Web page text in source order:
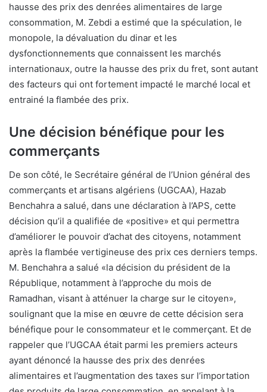
hausse des prix des denrées alimentaires de large
consommation, M. Zebdi a estimé que la spéculation, le
monopole, la dévaluation du dinar et les
dysfonctionnements que connaissent les marchés
internationaux, outre la hausse des prix du fret, sont autant
des facteurs qui ont fortement impacté le marché local et
entrainé la flambée des prix.
Une décision bénéfique pour les
commerçants
De son côté, le Secrétaire général de l’Union général des
commerçants et artisans algériens (UGCAA), Hazab
Benchahra a salué, dans une déclaration à l’APS, cette
décision qu’il a qualifiée de «positive» et qui permettra
d’améliorer le pouvoir d’achat des citoyens, notamment
après la flambée vertigineuse des prix ces derniers temps.
M. Benchahra a salué «la décision du président de la
République, notamment à l’approche du mois de
Ramadhan, visant à atténuer la charge sur le citoyen»,
soulignant que la mise en œuvre de cette décision sera
bénéfique pour le consommateur et le commerçant. Et de
rappeler que l’UGCAA était parmi les premiers acteurs
ayant dénoncé la hausse des prix des denrées
alimentaires et l’augmentation des taxes sur l’importation